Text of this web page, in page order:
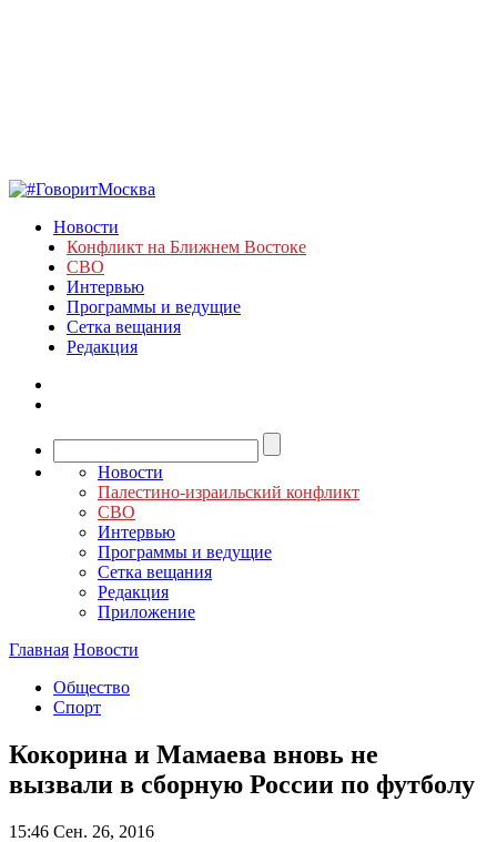
Новости
Конфликт на Ближнем Востоке
СВО
Интервью
Программы и ведущие
Сетка вещания
Редакция
Новости
Палестино-израильский конфликт
СВО
Интервью
Программы и ведущие
Сетка вещания
Редакция
Приложение
Главная Новости
Общество
Спорт
Кокорина и Мамаева вновь не
вызвали в сборную России по футболу
15:46 Сен. 26, 2016